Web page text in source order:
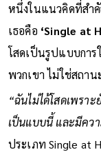
หนึ่งในแนวคิดที่สำคั
เธอคือ ‘Single at
โสดเป็นรูปแบบกา
พวกเขา ไม่ใช่สถา
“ฉันไม่ได้โสดเพรา
เป็นแบบนี้ และมีคว
ประเภท Single at